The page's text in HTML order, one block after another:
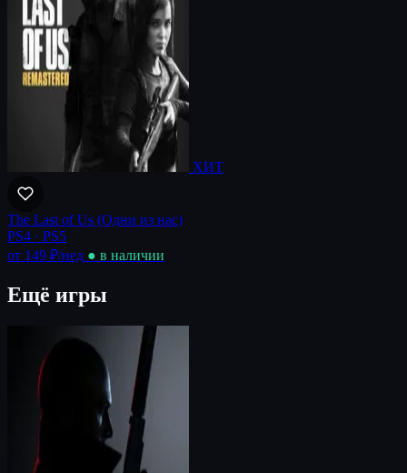
ХИТ
The Last of Us (Одни из нас)
PS4 · PS5
от 149 ₽/нед ● в наличии
Ещё игры